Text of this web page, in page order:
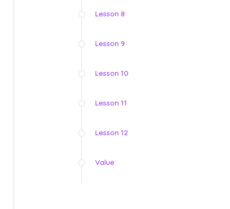
Lesson 8
Lesson 9
Lesson 10
Lesson 11
Lesson 12
Value